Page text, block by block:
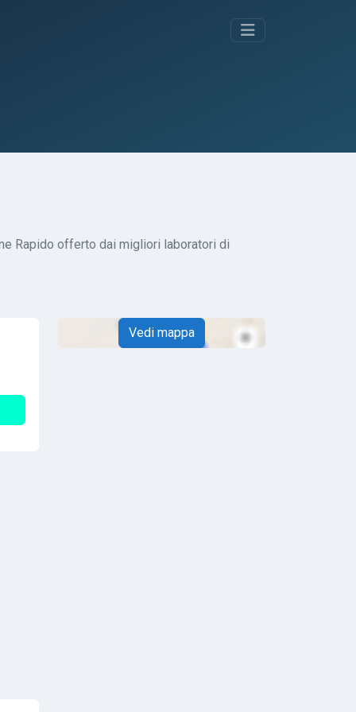
Rapido offerto dai migliori laboratori di
Vedi mappa